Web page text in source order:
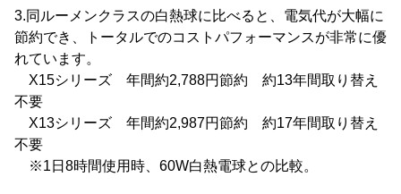
3.同ルーメンクラスの白熱球に比べると、電気代が大幅に
節約でき、トータルでのコストパフォーマンスが非常に優
れています。
X15シリーズ 年間約2,788円節約 約13年間取り替え
不要
X13シリーズ 年間約2,987円節約 約17年間取り替え
不要
※1日8時間使用時、60W白熱電球との比較。